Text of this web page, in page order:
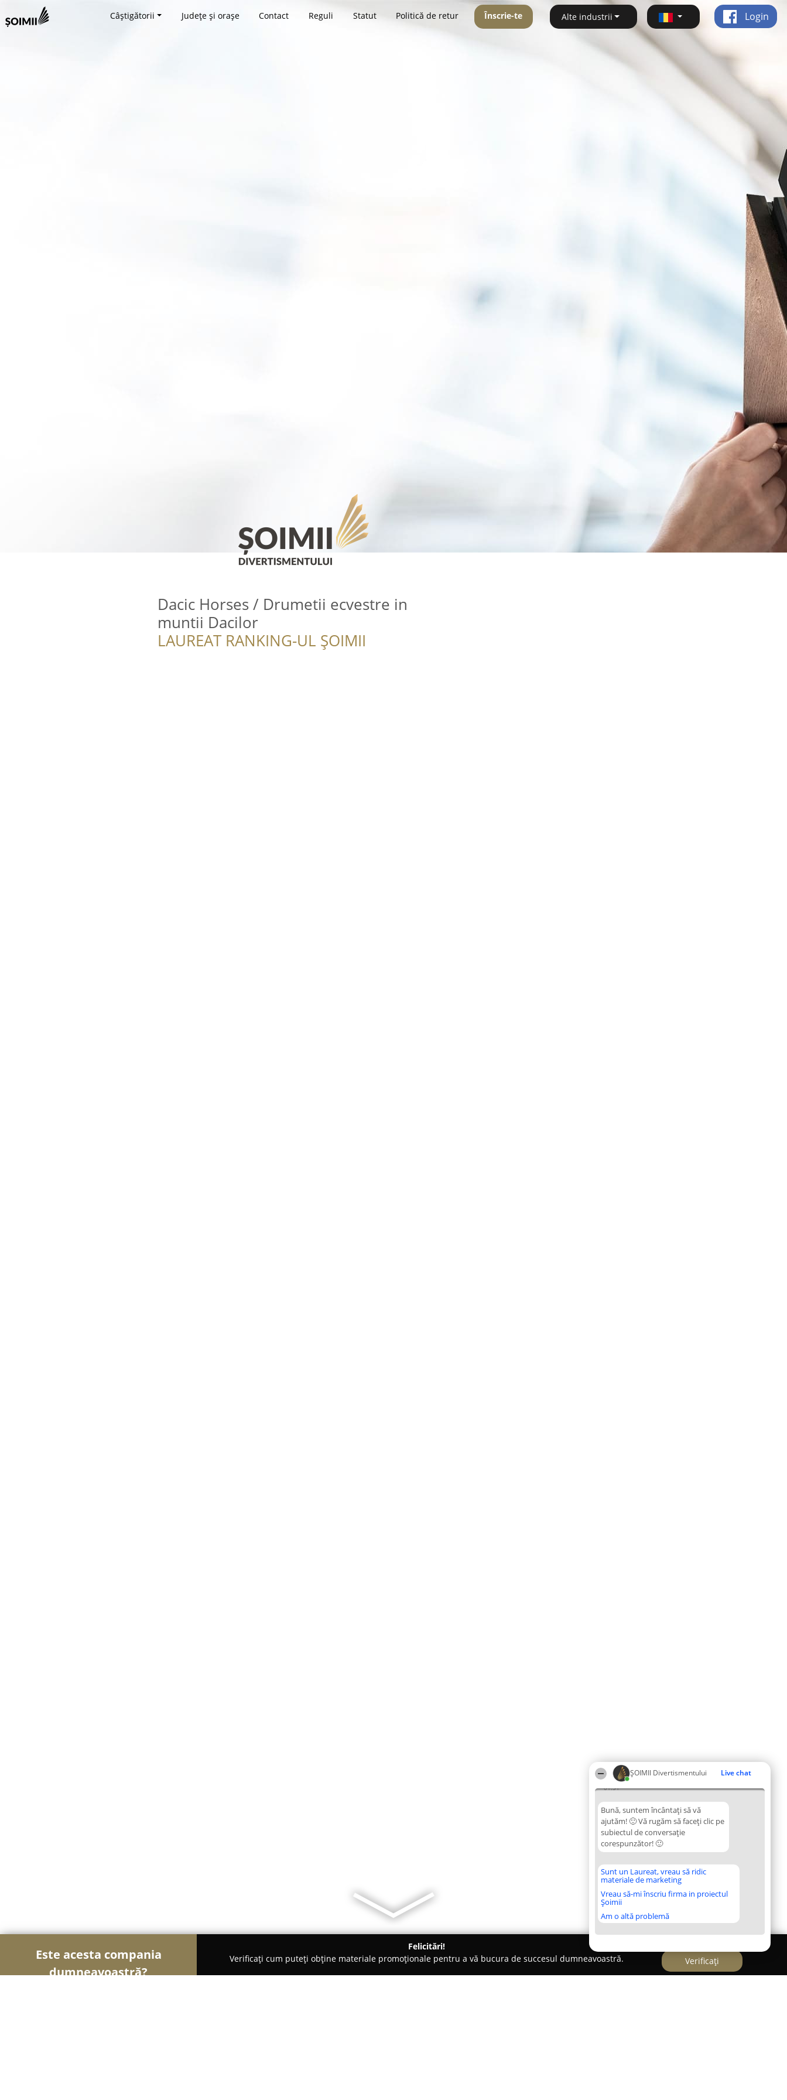
ŞOIMII Divertismentului Live chat
01:51
Bună, suntem încântați să vă
ajutăm! 🙂 Vă rugăm să faceți clic pe
subiectul de conversație
corespunzător! 🙂
Sunt un Laureat, vreau să ridic
materiale de marketing
Vreau să-mi înscriu firma in proiectul
Șoimii
Am o altă problemă
Câștigătorii Județe și orașe Contact Reguli Statut Politică de retur Înscrie-te Alte industrii Login
Dacic Horses / Drumetii ecvestre in
muntii Dacilor
LAUREAT RANKING-UL ȘOIMII
Este acesta compania
dumneavoastră?
Felicitări!
Verificați cum puteți obține materiale promoționale pentru a vă bucura de succesul dumneavoastră.
Verificați